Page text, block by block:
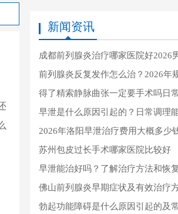
新闻资讯
成都前列腺炎治疗哪家医院好2026
门诊排名推荐
前列腺炎反复发作怎么治？2026年
与日常预防指南
得了精索静脉曲张一定要手术吗日
理恢复
早泄是什么原因引起的？日常调理
2026年洛阳早泄治疗费用大概多少
苏州包皮过长手术哪家医院比较好
早泄能治好吗？了解治疗方法和恢
佛山前列腺炎早期症状及有效治疗
勃起功能障碍是什么原因引起的及